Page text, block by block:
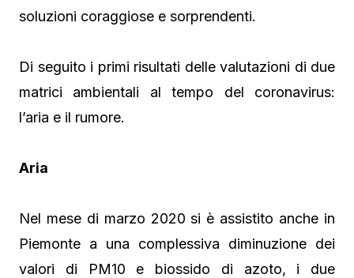
soluzioni coraggiose e sorprendenti.
Di seguito i primi risultati delle valutazioni di due
matrici ambientali al tempo del coronavirus:
l’aria e il rumore.
Aria
Nel mese di marzo 2020 si è assistito anche in
Piemonte a una complessiva diminuzione dei
valori di PM10 e biossido di azoto, i due